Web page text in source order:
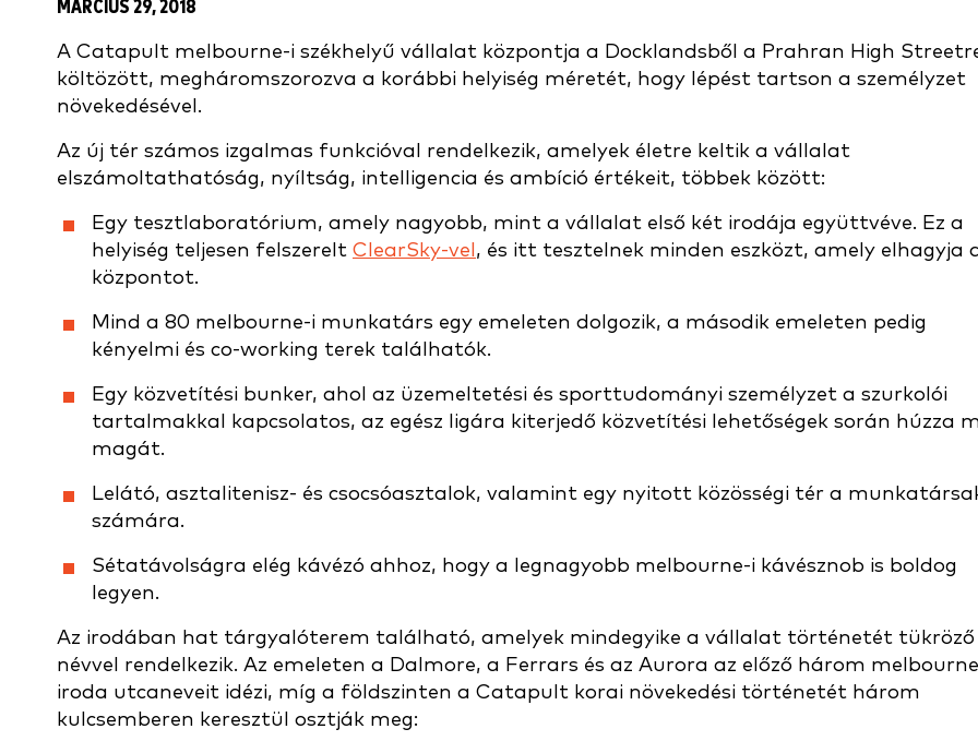
MÁRCIUS 29, 2018
A Catapult melbourne-i székhelyű vállalat központja a Docklandsből a Prahran High
költözött, megháromszorozva a korábbi helyiség méretét, hogy lépést tartson a személyzet
növekedésével.
Az új tér számos izgalmas funkcióval rendelkezik, amelyek életre keltik a vállalat
elszámoltathatóság, nyíltság, intelligencia és ambíció értékeit, többek között:
Egy tesztlaboratórium, amely nagyobb, mint a vállalat első két irodája együttvéve. Ez a
helyiség teljesen felszerelt ClearSky-vel , és itt tesztelnek minden eszközt, amely elhagyja
központot.
Mind a 80 melbourne-i munkatárs egy emeleten dolgozik, a második emeleten pedig
kényelmi és co-working terek találhatók.
Egy közvetítési bunker, ahol az üzemeltetési és sporttudományi személyzet a szurkolói
tartalmakkal kapcsolatos, az egész ligára kiterjedő közvetítési lehetőségek során húzza
magát.
Lelátó, asztalitenisz- és csocsóasztalok, valamint egy nyitott közösségi tér a
számára.
Sétatávolságra elég kávézó ahhoz, hogy a legnagyobb melbourne-i kávésznob is boldog
legyen.
Az irodában hat tárgyalóterem található, amelyek mindegyike a vállalat történetét tükröző
névvel rendelkezik. Az emeleten a Dalmore, a Ferrars és az Aurora az előző három
iroda utcaneveit idézi, míg a földszinten a Catapult korai növekedési történetét három
kulcsemberen keresztül osztják meg: